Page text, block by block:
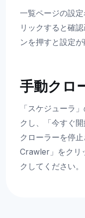
一覧ページの設
リックすると確
ンを押すと設定が
手動クロ
「スケジューラ
クし、「今すぐ
クローラーを停
Crawler」をクリ
クしてください。